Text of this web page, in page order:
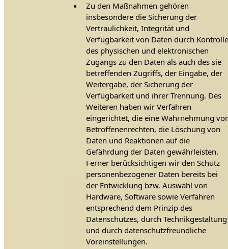
Zu den Maßnahmen gehören
insbesondere die Sicherung der
Vertraulichkeit, Integrität und
Verfügbarkeit von Daten durch
des physischen und elektronischen
Zugangs zu den Daten als auch des sie
betreffenden Zugriffs, der Eingabe, der
Weitergabe, der Sicherung der
Verfügbarkeit und ihrer Trennung. Des
Weiteren haben wir Verfahren
eingerichtet, die eine Wahrnehmung
Betroffenenrechten, die Löschung von
Daten und Reaktionen auf die
Gefährdung der Daten gewährleisten.
Ferner berücksichtigen wir den Schutz
personenbezogener Daten bereits bei
der Entwicklung bzw. Auswahl von
Hardware, Software sowie Verfahren
entsprechend dem Prinzip des
Datenschutzes, durch Technikgestaltung
und durch datenschutzfreundliche
Voreinstellungen.